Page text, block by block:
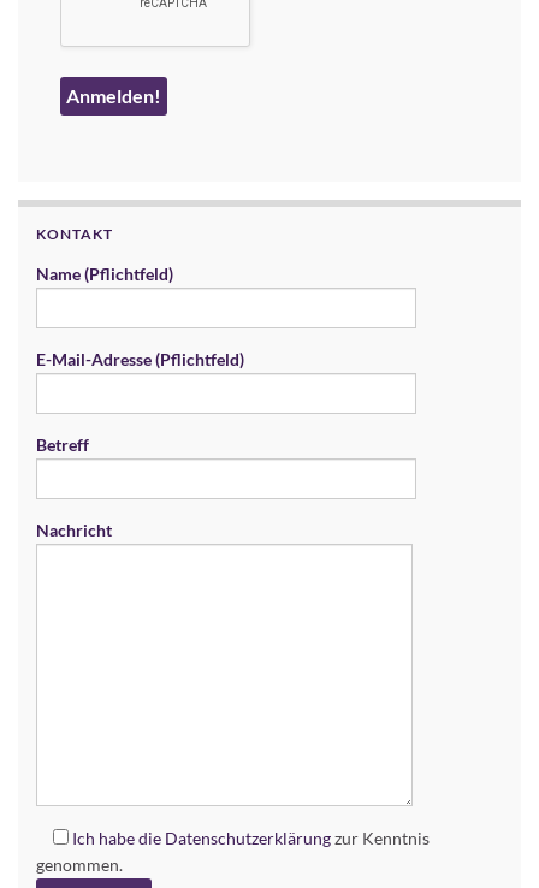
KONTAKT
Name (Pflichtfeld)
E-Mail-Adresse (Pflichtfeld)
Betreff
Nachricht
Ich habe die Datenschutzerklärungzur Kenntnis
genommen.